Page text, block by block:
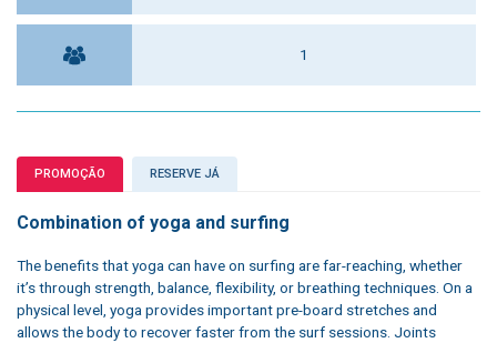
1
PROMOÇÃO RESERVE JÁ
Combination of yoga and surfing
The benefits that yoga can have on surfing are far-reaching, whether
it’s through strength, balance, flexibility, or breathing techniques. On a
physical level, yoga provides important pre-board stretches and
allows the body to recover faster from the surf sessions. Joints